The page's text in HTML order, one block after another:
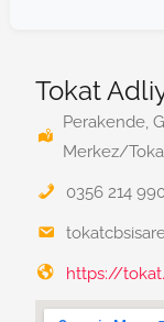
Tokat
Perakende,
Merkez/
0356 214
https://